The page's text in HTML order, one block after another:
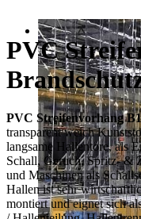
PVC
PVC Streifenvorhang
transparent weich
langsame Hallentore, als
Schall, Geruch, Spritz- &
und Maschinen als
Hallen ist sehr
montiert und eignet sich